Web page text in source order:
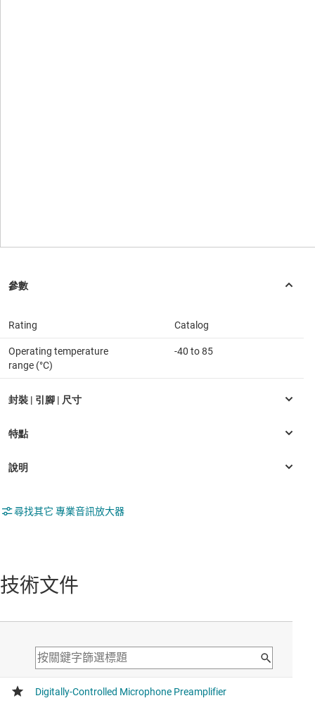
Rating Catalog
Operating temperature
range (°C)
-40 to 85
尋找其它 專業音訊放大器
技術文件